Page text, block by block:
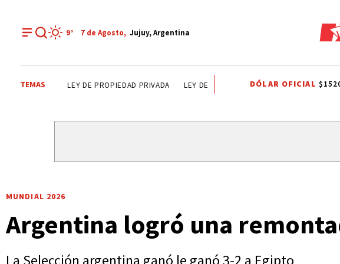
9° 7 de Agosto, Jujuy, Argentina
TEMAS ALTO COMEDERO PREMIOS SAN SALVADOR LEY DE PROPIEDAD PRIVADA
DÓLAR OFICIAL
MUNDIAL 2026
Argentina logró una
La Selección argentina ganó le ganó 3-2 a Egipto